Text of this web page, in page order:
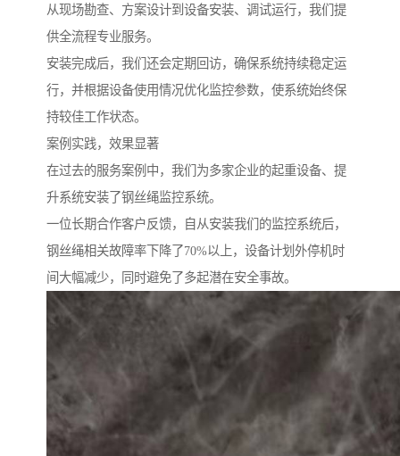
从现场勘查、方案设计到设备安装、调试运行，我们提
供全流程专业服务。
安装完成后，我们还会定期回访，确保系统持续稳定运
行，并根据设备使用情况优化监控参数，使系统始终保
持较佳工作状态。
案例实践，效果显著
在过去的服务案例中，我们为多家企业的起重设备、提
升系统安装了钢丝绳监控系统。
一位长期合作客户反馈，自从安装我们的监控系统后，
钢丝绳相关故障率下降了70%以上，设备计划外停机时
间大幅减少，同时避免了多起潜在安全事故。